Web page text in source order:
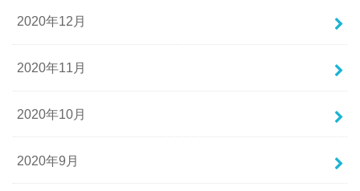
2020年12月
2020年11月
2020年10月
2020年9月